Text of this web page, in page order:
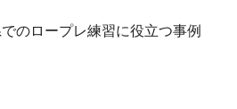
のロープレ練習に役立つ事例